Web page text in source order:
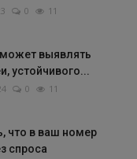
0 11
выявлять
устойчивого...
0 11
что в ваш номер
спроса